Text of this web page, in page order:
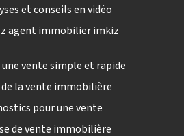
et conseils en vidéo
agent immobilier imkiz
vente simple et rapide
de la vente immobilière
pour une vente
de vente immobilière